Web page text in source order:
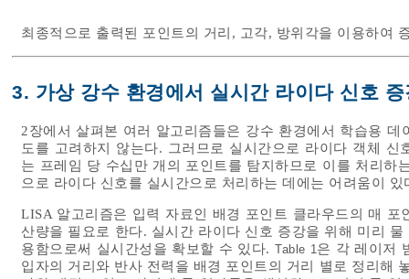
최종적으로 출력된 포인트의 거리, 고각, 방위각을 이용하여
3. 가상 강수 환경에서 실시간 라이다 신호
2장에서 살펴본 여러 알고리즘들은 강수 환경에서 학습용
도를 고려하지 않는다. 그러므로 실시간으로 라이다 객체
는 프레임 당 수십만 개의 포인트를 탐지하므로 이를 처리하
으로 라이다 신호를 실시간으로 처리하는 데에는 어려움이 있
LISA 알고리즘은 입력 자료인 배경 포인트 클라우드의 매
산량을 필요로 한다. 실시간 라이다 신호 증강을 위해 미리
용함으로써 실시간성을 확보할 수 있다.Table 1 은 각 레이저
입자의 거리와 반사 전력을 배경 포인트의 거리 별로 정리해